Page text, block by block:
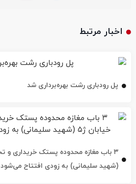
اخبار مرتبط
پل رودباری رشت بهره‌برداری شد
(شهید سلیمانی) به زودی افتتاح می‌شود